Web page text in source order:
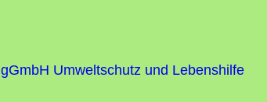
Umweltschutz und Lebenshilfe